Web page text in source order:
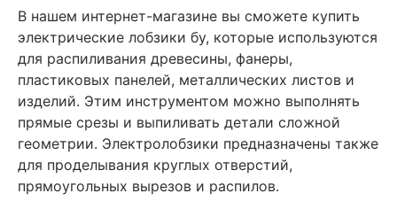
В нашем интернет-магазине вы сможете купить
электрические лобзики бу, которые используются
для распиливания древесины, фанеры,
пластиковых панелей, металлических листов и
изделий. Этим инструментом можно выполнять
прямые срезы и выпиливать детали сложной
геометрии. Электролобзики предназначены также
для проделывания круглых отверстий,
прямоугольных вырезов и распилов.